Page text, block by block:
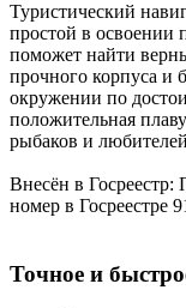
Туристический
простой в освоении
поможет найти
прочного корпуса и
окружении по
положительная
рыбаков и
Внесён в Госреестр:
номер в Госреестре
Точное и